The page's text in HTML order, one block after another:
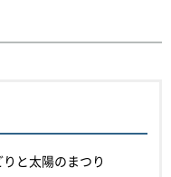
と太陽のまつり